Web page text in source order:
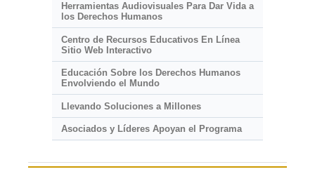
Herramientas Audiovisuales Para Dar Vida a
los Derechos Humanos
Centro de Recursos Educativos En Línea
Sitio Web Interactivo
Educación Sobre los Derechos Humanos
Envolviendo el Mundo
Llevando Soluciones a Millones
Asociados y Líderes Apoyan el Programa